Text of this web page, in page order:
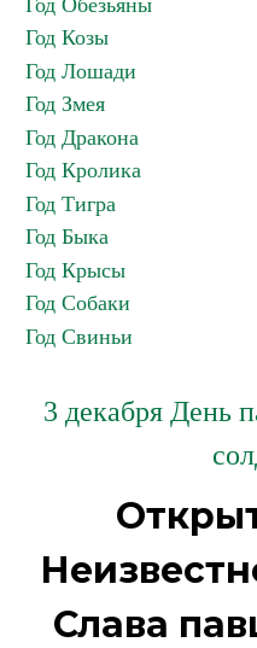
Год Обезьяны
Год Козы
Год Лошади
Год Змея
Год Дракона
Год Кролика
Год Тигра
Год Быка
Год Крысы
Год Собаки
Год Свиньи
3 декабря День
Слава